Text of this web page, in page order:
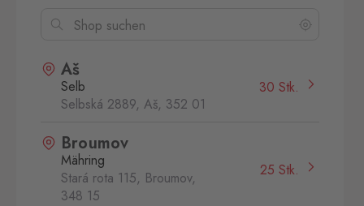
Aš
Selb
Selbská 2889, Aš, 352 01
30 Stk.
Broumov
Mähring
Stará rota 115, Broumov,
348 15
25 Stk.